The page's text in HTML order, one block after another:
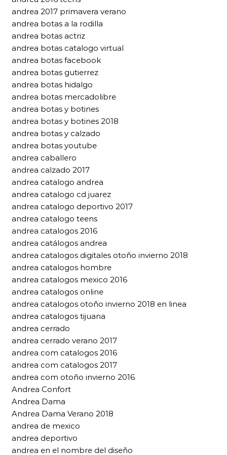
andrea 2017 primavera verano
andrea botas a la rodilla
andrea botas actriz
andrea botas catalogo virtual
andrea botas facebook
andrea botas gutierrez
andrea botas hidalgo
andrea botas mercadolibre
andrea botas y botines
andrea botas y botines 2018
andrea botas y calzado
andrea botas youtube
andrea caballero
andrea calzado 2017
andrea catalogo andrea
andrea catalogo cd juarez
andrea catalogo deportivo 2017
andrea catalogo teens
andrea catalogos 2016
andrea catálogos andrea
andrea catalogos digitales otoño invierno 2018
andrea catalogos hombre
andrea catalogos mexico 2016
andrea catalogos online
andrea catalogos otoño invierno 2018 en linea
andrea catalogos tijuana
andrea cerrado
andrea cerrado verano 2017
andrea com catalogos 2016
andrea com catalogos 2017
andrea com otoño invierno 2016
Andrea Confort
Andrea Dama
Andrea Dama Verano 2018
andrea de mexico
andrea deportivo
andrea en el nombre del diseño